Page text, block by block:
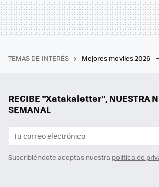
TEMAS DE INTERÉS Mejores moviles 2026
RECIBE "Xatakaletter", NUESTRA
SEMANAL
Suscribiéndote aceptas nuestra política de